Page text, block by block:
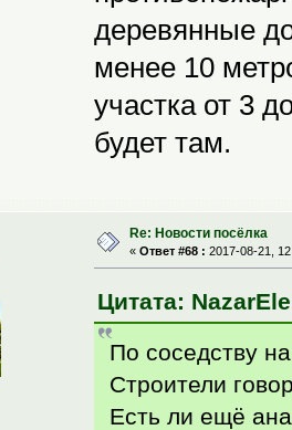
деревянные
менее 10
участка от 3
будет там.
Re: Новости посёлка
« Ответ #68 : 2017-08-21,
Цитата:
По соседству
Строители
Есть ли ещё